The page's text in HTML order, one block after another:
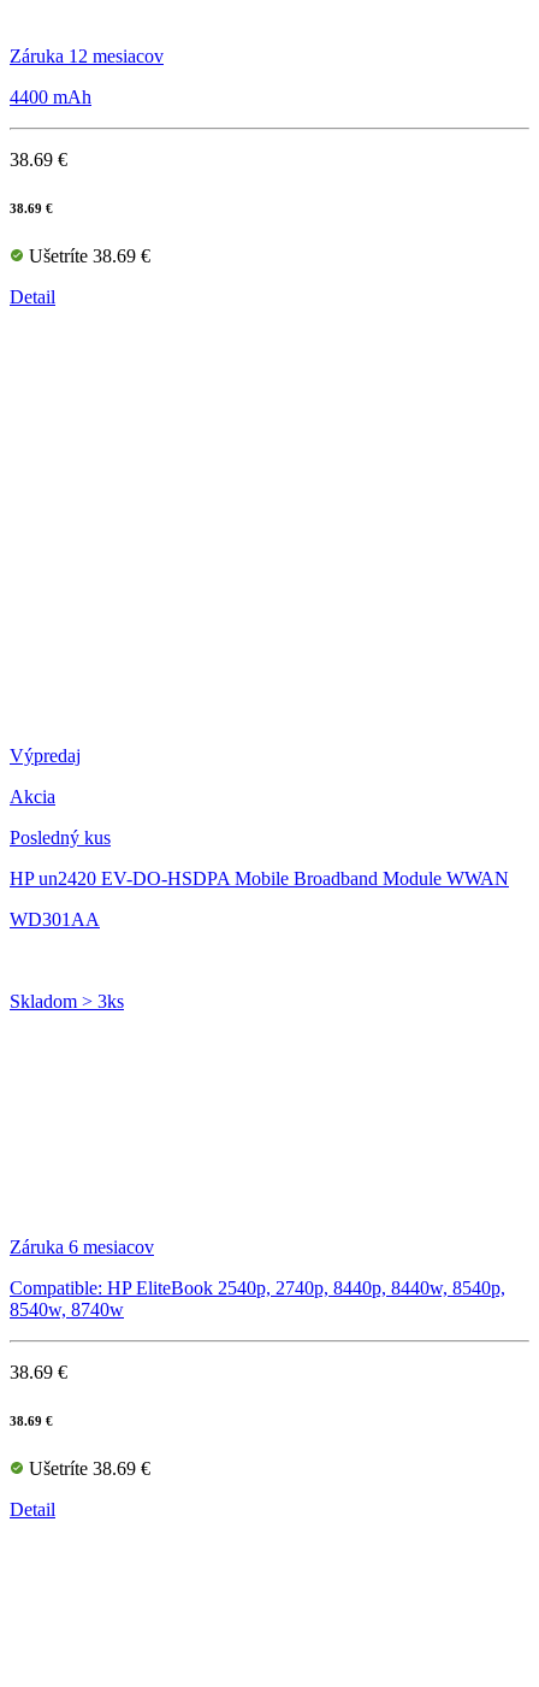
Záruka 12 mesiacov
4400 mAh
38.69 €
38.69 €
Ušetríte 38.69 €
Detail
Výpredaj
Akcia
Posledný kus
HP un2420 EV-DO-HSDPA Mobile Broadband Module WWAN
WD301AA
Skladom > 3ks
Záruka 6 mesiacov
Compatible: HP EliteBook 2540p, 2740p, 8440p, 8440w, 8540p,
8540w, 8740w
38.69 €
38.69 €
Ušetríte 38.69 €
Detail